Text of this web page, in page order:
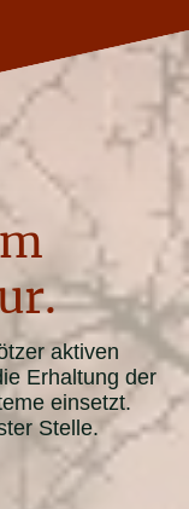
aktiven
Erhaltung der
einsetzt.
Stelle.